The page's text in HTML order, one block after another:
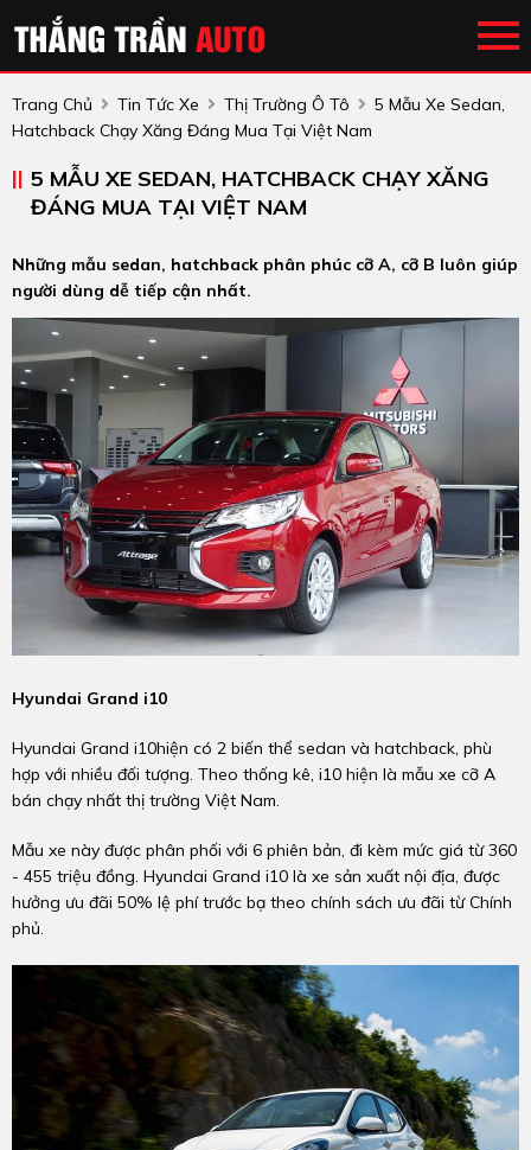
Trang Chủ Tin Tức Xe Thị Trường Ô Tô
5 Mẫu Xe Sedan,
Hatchback Chạy Xăng Đáng Mua Tại Việt Nam
5 MẪU XE SEDAN, HATCHBACK CHẠY XĂNG
ĐÁNG MUA TẠI VIỆT NAM
Những mẫu sedan, hatchback phân phúc cỡ A, cỡ B luôn giúp
người dùng dễ tiếp cận nhất.
Hyundai Grand i10
Hyundai Grand i10hiện có 2 biến thể sedan và hatchback, phù
hợp với nhiều đối tượng. Theo thống kê, i10 hiện là mẫu xe cỡ A
bán chạy nhất thị trường Việt Nam.
Mẫu xe này được phân phối với 6 phiên bản, đi kèm mức giá từ 360
- 455 triệu đồng. Hyundai Grand i10 là xe sản xuất nội địa, được
hưởng ưu đãi 50% lệ phí trước bạ theo chính sách ưu đãi từ Chính
phủ.